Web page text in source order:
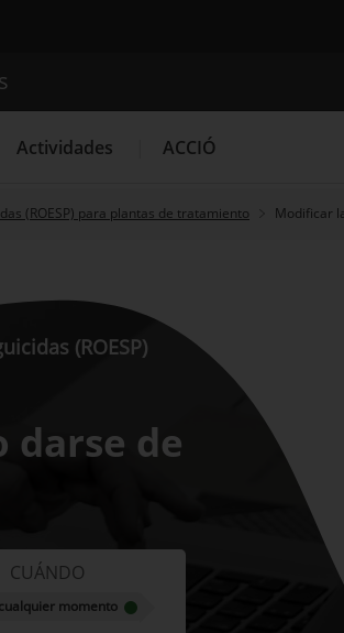
Buscador
Actividades ACCIÓ
(ROESP) para plantas de tratamiento Modificar
(ROESP)
darse de
CUÁNDO
momento